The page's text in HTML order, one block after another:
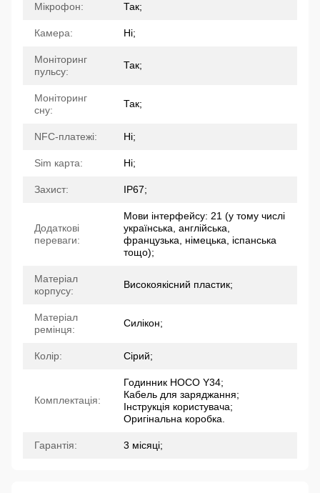
Мікрофон: Так;
Камера: Ні;
Моніторинг
пульсу:
Так;
Моніторинг
сну:
Так;
NFC-платежі: Ні;
Sim карта: Ні;
Захист: IP67;
Додаткові
переваги:
Мови інтерфейсу: 21 (у тому числі
українська, англійська,
французька, німецька, іспанська
тощо);
Матеріал
корпусу:
Високоякісний пластик;
Матеріал
ремінця:
Силікон;
Колір: Сірий;
Комплектація:
Годинник HOCO Y34;
Кабель для заряджання;
Інструкція користувача;
Оригінальна коробка.
Гарантія: 3 місяці;